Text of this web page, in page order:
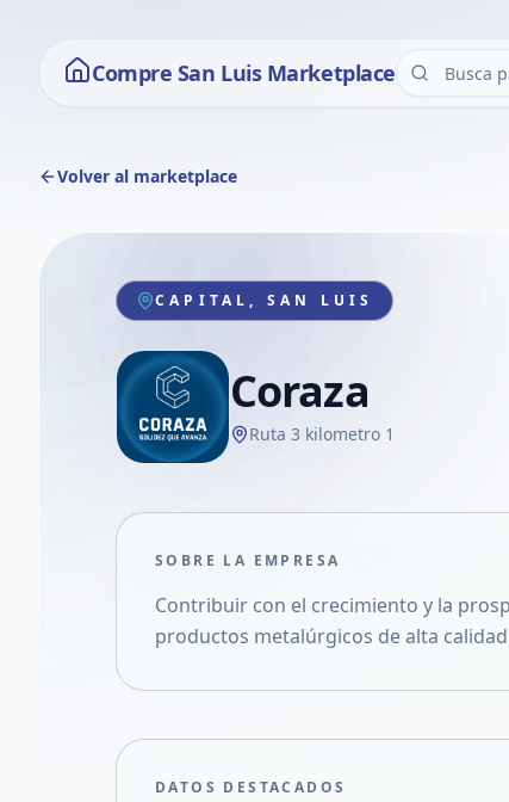
Compre San Luis Marketplace
Volver al marketplace
CAPITAL, SAN LUIS
Coraza
Ruta 3 kilometro 1
SOBRE LA EMPRESA
Contribuir con el crecimiento y la
productos metalúrgicos de alta
DATOS DESTACADOS